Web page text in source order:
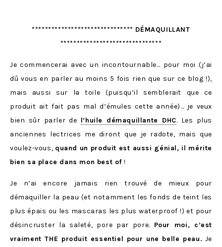
******************************* DÉMAQUILLANT
*******************************
Je commencerai avec un incontournable… pour moi (j’ai
dû vous en parler au moins 5 fois rien que sur ce blog !),
mais aussi sur la toile (puisqu’il semblerait que ce
produit ait fait pas mal d’émules cette année)… je veux
bien sûr parler de l’huile démaquillante DHC. Les plus
anciennes lectrices me diront que je radote, mais que
voulez-vous, quand un produit est aussi génial, il mérite
bien sa place dans mon best of !
Je n’ai encore jamais rien trouvé de mieux pour
démaquiller la peau (et notamment les fonds de teint les
plus épais ou les mascaras les plus waterproof !) et pour
désincruster la saleté, pore par pore. Pour moi, c’est
vraiment THE produit essentiel pour une belle peau. Je